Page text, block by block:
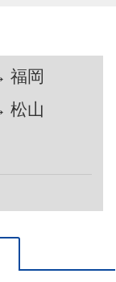
福岡
松山